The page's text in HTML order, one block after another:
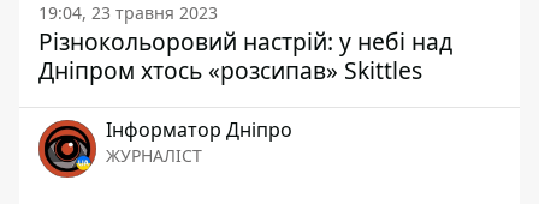
19:04, 23 травня 2023
Різнокольоровий настрій: у небі над
Дніпром хтось «розсипав» Skittles
Інформатор Дніпро
ЖУРНАЛІСТ